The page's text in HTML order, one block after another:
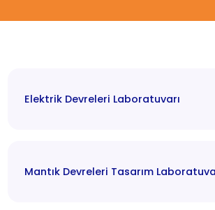
Elektrik Devreleri Laboratuvarı
Mantık Devreleri Tasarım